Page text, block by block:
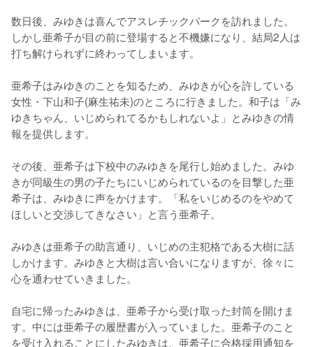
数日後、みゆきは喜んでアスレチックパークを訪れました。
しかし亜希子が目の前に登場すると不機嫌になり、結局2人は
打ち解けられずに終わってしまいます。
亜希子はみゆきのことを知るため、みゆきが心を許している
女性・下山和子(麻生祐未)のところに行きました。和子は「み
ゆきちゃん、いじめられてるかもしれないよ」とみゆきの情
報を提供します。
その後、亜希子は下校中のみゆきを尾行し始めました。みゆ
きが同級生の男の子たちにいじめられているのを目撃した亜
希子は、みゆきに声をかけます。「私をいじめるのをやめて
ほしいと交渉してきなさい」と言う亜希子。
みゆきは亜希子の助言通り、いじめの主犯格である大樹に話
しかけます。みゆきと大樹は言い合いになりますが、徐々に
心を通わせていきました。
自宅に帰ったみゆきは、亜希子から受け取った封筒を開けま
す。中には亜希子の履歴書が入っていました。亜希子のこと
を受け入れることにしたみゆきは、亜希子に合格採用通知を